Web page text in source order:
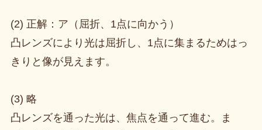
(2) 正解：ア（屈折、1点に向かう）
凸レンズにより光は屈折し、1点に集まるためはっ
きりと像が見えます。
(3) 略
凸レンズを通った光は、焦点を通って進む。ま